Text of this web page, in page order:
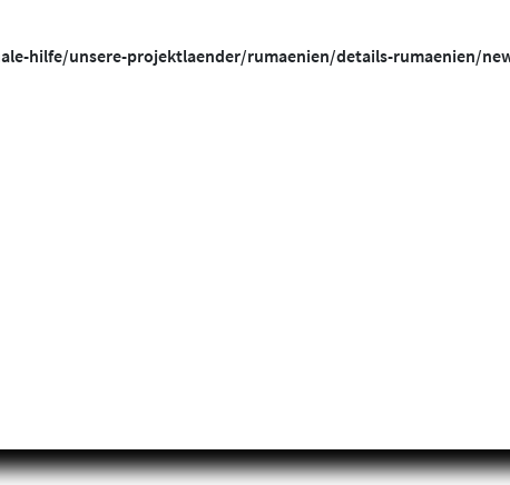
hilfe/unsere-projektlaender/rumaenien/details-rumaenien/